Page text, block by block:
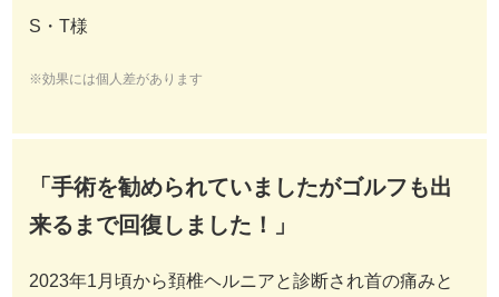
S・T様
※効果には個人差があります
「手術を勧められていましたがゴルフも出
来るまで回復しました！」
2023年1月頃から頚椎ヘルニアと診断され首の痛みと